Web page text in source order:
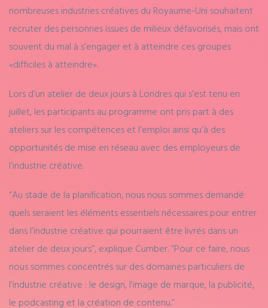
nombreuses industries créatives du Royaume-Uni souhaitent
recruter des personnes issues de milieux défavorisés, mais ont
souvent du mal à s’engager et à atteindre ces groupes
«difficiles à atteindre».
Lors d’un atelier de deux jours à Londres qui s’est tenu en
juillet, les participants au programme ont pris part à des
ateliers sur les compétences et l’emploi ainsi qu’à des
opportunités de mise en réseau avec des employeurs de
l’industrie créative.
“Au stade de la planification, nous nous sommes demandé
quels seraient les éléments essentiels nécessaires pour entrer
dans l’industrie créative qui pourraient être livrés dans un
atelier de deux jours”, explique Cumber. “Pour ce faire, nous
nous sommes concentrés sur des domaines particuliers de
l’industrie créative : le design, l’image de marque, la publicité,
le podcasting et la création de contenu.”